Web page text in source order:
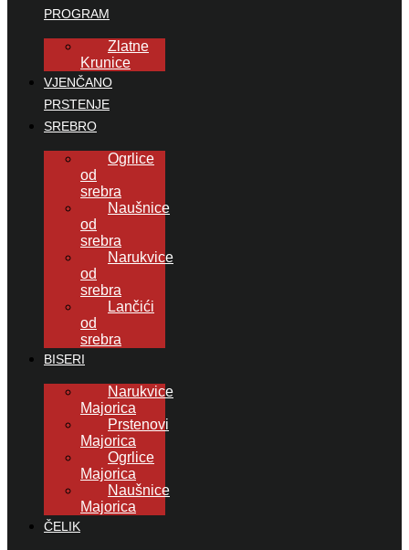
PROGRAM
Zlatne
Krunice
VJENČANO
PRSTENJE
SREBRO
Ogrlice
od
srebra
Naušnice
od
srebra
Narukvice
od
srebra
Lančići
od
srebra
BISERI
Narukvice
Majorica
Prstenovi
Majorica
Ogrlice
Majorica
Naušnice
Majorica
ČELIK